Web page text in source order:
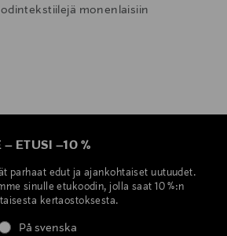
monenlaisiin
– ETUSI –10 %
parhaat edut ja ajankohtaiset uutuudet.
sinulle etukoodin, jolla saat 10 %:n
kertaostoksesta.
På svenska